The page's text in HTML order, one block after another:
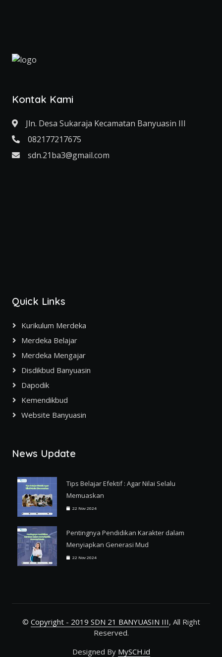
Kontak Kami
Jln. Desa Sukaraja Kecamatan Banyuasin III
082177217675
sdn.21ba3@gmail.com
Quick Links
Kurikulum Merdeka
Merdeka Belajar
Merdeka Mengajar
Disdikbud Banyuasin
Dapodik
Kemendikbud
Website Banyuasin
News Update
Tips Belajar Efektif : Agar Nilai Selalu
Memuaskan
22 Nov 2024
Pentingnya Pendidikan Karakter dalam
Menyiapkan Generasi Mud
22 Nov 2024
© Copyright - 2019 SDN 21 BANYUASIN III, All Right
Reserved.
Designed By MySCH.id